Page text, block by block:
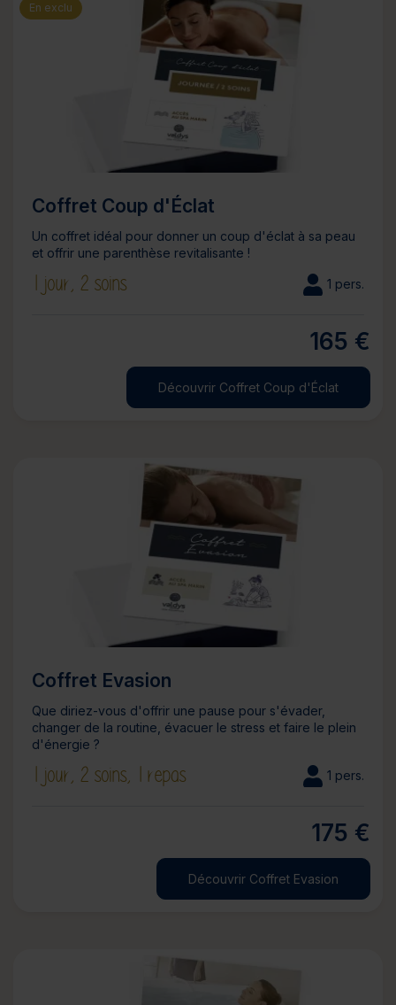
En exclu
Coffret Coup d'Éclat
Un coffret idéal pour donner un coup d'éclat à sa peau
et offrir une parenthèse revitalisante !
1 jour, 2 soins 1 pers.
165 €
Découvrir Coffret Coup d'Éclat
Coffret Evasion
Que diriez-vous d'offrir une pause pour s'évader,
changer de la routine, évacuer le stress et faire le plein
d'énergie ?
1 jour, 2 soins, 1 repas 1 pers.
175 €
Découvrir Coffret Evasion